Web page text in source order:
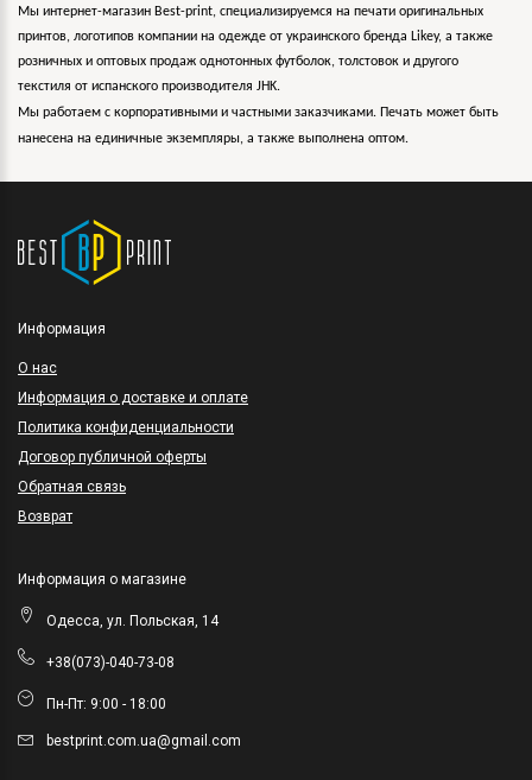
Мы интернет-магазин Best-print, специализируемся на печати оригинальных
принтов, логотипов компании на одежде от украинского бренда Likey, а также
розничных и оптовых продаж однотонных футболок, толстовок и другого
текстиля от испанского производителя JHK.
Мы работаем с корпоративными и частными заказчиками. Печать может быть
нанесена на единичные экземпляры, а также выполнена оптом.
Информация
O нас
Информация о доставке и оплате
Политика конфиденциальности
Договор публичной оферты
Обратная связь
Возврат
Информация о магазине
Одесса, ул. Польская, 14
+38(073)-040-73-08
Пн-Пт: 9:00 - 18:00
bestprint.com.ua@gmail.com